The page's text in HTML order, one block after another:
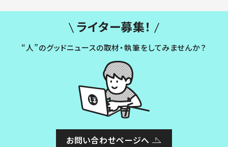
ライター募集！
“人”のグッドニュースの取材・執筆をしてみませんか？
お問い合わせページへ